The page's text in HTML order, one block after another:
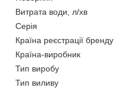
Витрата води, л/хв
Серія
Країна реєстрації бренду
Країна-виробник
Тип виробу
Тип виливу